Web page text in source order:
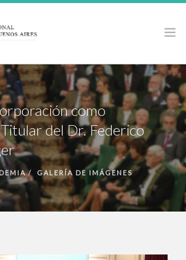
como
del Dr. Federico
GALERÍA DE IMÁGENES